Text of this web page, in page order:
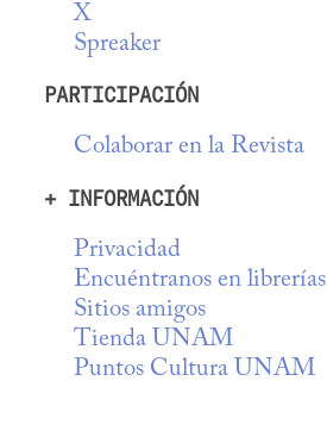
X
Spreaker
PARTICIPACIÓN
Colaborar en la Revista
+ INFORMACIÓN
Privacidad
Encuéntranos en librerías
Sitios amigos
Tienda UNAM
Puntos Cultura UNAM